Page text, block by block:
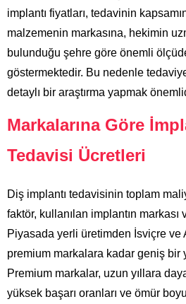
implantı fiyatları, tedavinin
malzemenin markasına, hekimin
bulunduğu şehre göre önemli
göstermektedir. Bu nedenle
detaylı bir araştırma yapmak
Markalarına Göre
Tedavisi Ücretleri
Diş implantı tedavisinin toplam
faktör, kullanılan implantın
Piyasada yerli üretimden İsviçre ve
premium markalara kadar geniş bir
Premium markalar, uzun yıllara
yüksek başarı oranları ve ömür